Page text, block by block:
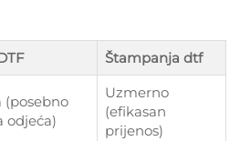
Štampanja dtf
(posebno
odjeća)
Uzmerno
(efikasan
prijenos)